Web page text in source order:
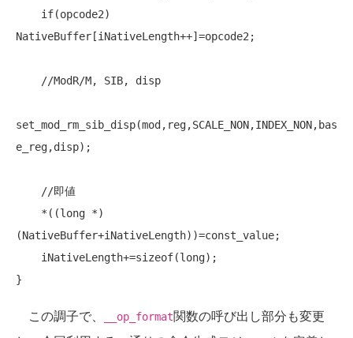
if(opcode2)
NativeBuffer[iNativeLength++]=opcode2;
//ModR/M, SIB, disp
set_mod_rm_sib_disp(mod,reg,SCALE_NON,INDEX_NON,bas
e_reg,disp);
//即値
    *((
long *)
(NativeBuffer+iNativeLength))=const_value;
    iNativeLength+=
sizeof(long);
この調子で、 __op_format関数の呼び出し部分も変更